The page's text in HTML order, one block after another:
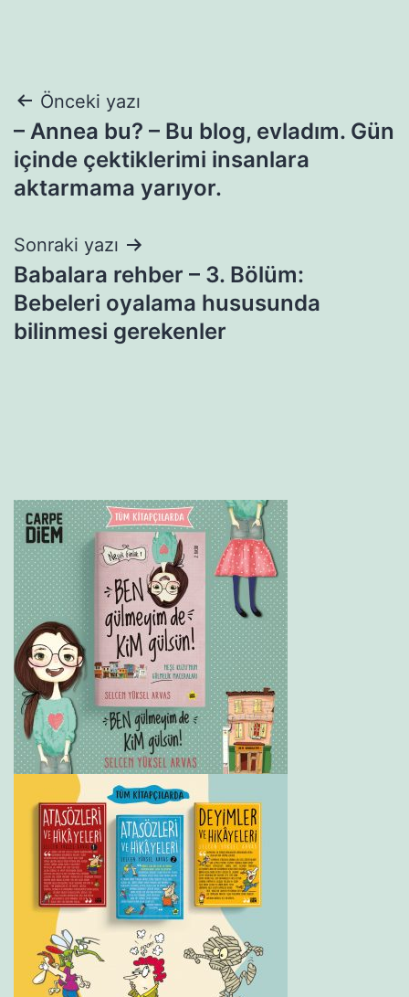
Yazı
gezinmesi
Önceki yazı
– Annea bu? – Bu blog, evladım. Gün
içinde çektiklerimi insanlara
aktarmama yarıyor.
Sonraki yazı
Babalara rehber – 3. Bölüm:
Bebeleri oyalama hususunda
bilinmesi gerekenler